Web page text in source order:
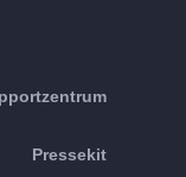
Pressekit